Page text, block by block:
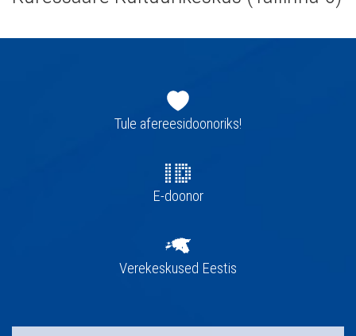
navigatsioonTule afereesidoonoriks!
E-doonor
Verekeskused Eestis